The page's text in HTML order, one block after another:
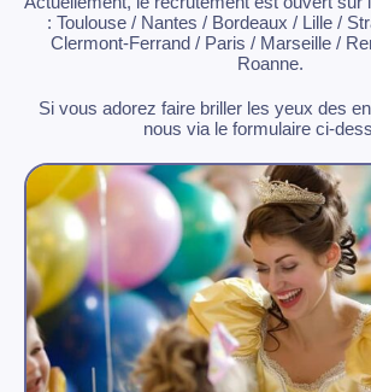
: Toulouse /Nantes / Bordeaux / Lille /
Clermont-Ferrand / Paris / Marseille /
Roanne.
Si vous adorez faire briller les yeux des
nous via le formulaire ci-